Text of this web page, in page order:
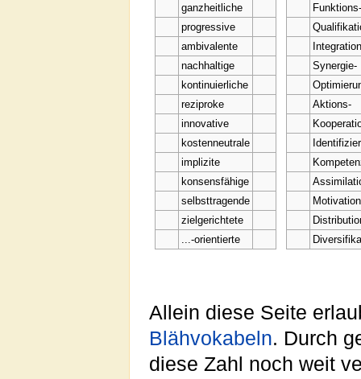
ganzheitliche
progressive
ambivalente
nachhaltige
kontinuierliche
reziproke
innovative
kostenneutrale
implizite
konsensfähige
selbsttragende
zielgerichtete
...-orientierte
Funktions-
Synergie-
Aktions-
Allein diese Seite
Blähvokabeln. Durch
diese Zahl noch weit